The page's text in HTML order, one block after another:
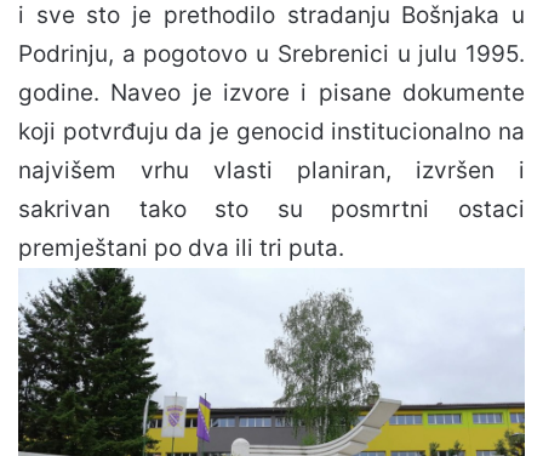
i sve sto je prethodilo stradanju Bošnjaka u
Podrinju, a pogotovo u Srebrenici u julu 1995.
godine. Naveo je izvore i pisane dokumente
koji potvrđuju da je genocid institucionalno na
najvišem vrhu vlasti planiran, izvršen i
sakrivan tako sto su posmrtni ostaci
premještani po dva ili tri puta.